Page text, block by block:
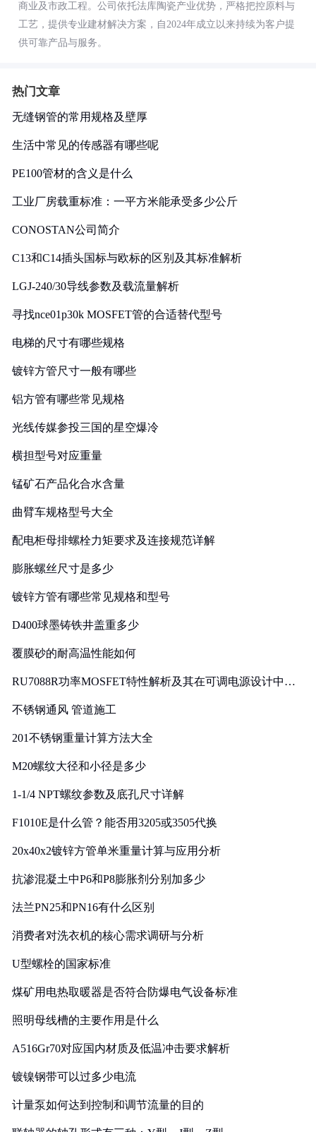
商业及市政工程。公司依托法库陶瓷产业优势，严格把控原料与
工艺，提供专业建材解决方案，自2024年成立以来持续为客户提
供可靠产品与服务。
热门文章
无缝钢管的常用规格及壁厚
生活中常见的传感器有哪些呢
PE100管材的含义是什么
工业厂房载重标准：一平方米能承受多少公斤
CONOSTAN公司简介
C13和C14插头国标与欧标的区别及其标准解析
LGJ-240/30导线参数及载流量解析
寻找nce01p30k MOSFET管的合适替代型号
电梯的尺寸有哪些规格
镀锌方管尺寸一般有哪些
铝方管有哪些常见规格
光线传媒参投三国的星空爆冷
横担型号对应重量
锰矿石产品化合水含量
曲臂车规格型号大全
配电柜母排螺栓力矩要求及连接规范详解
膨胀螺丝尺寸是多少
镀锌方管有哪些常见规格和型号
D400球墨铸铁井盖重多少
覆膜砂的耐高温性能如何
RU7088R功率MOSFET特性解析及其在可调电源设计中的
不锈钢通风 管道施工
201不锈钢重量计算方法大全
M20螺纹大径和小径是多少
1-1/4 NPT螺纹参数及底孔尺寸详解
F1010E是什么管？能否用3205或3505代换
20x40x2镀锌方管单米重量计算与应用分析
抗渗混凝土中P6和P8膨胀剂分别加多少
法兰PN25和PN16有什么区别
消费者对洗衣机的核心需求调研与分析
U型螺栓的国家标准
煤矿用电热取暖器是否符合防爆电气设备标准
照明母线槽的主要作用是什么
A516Gr70对应国内材质及低温冲击要求解析
镀镍钢带可以过多少电流
计量泵如何达到控制和调节流量的目的